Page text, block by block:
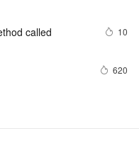
called 10
620
到堆栈解析